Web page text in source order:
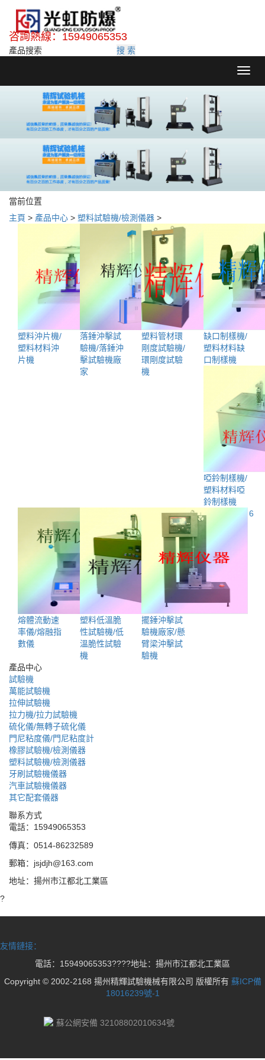
咨詢熱線：15949065353
搜 索
當前位置
主頁 > 產品中心 > 塑料試驗機/檢測儀器 >
塑料沖片機/
塑料材料沖
片機
落錘沖擊試
驗機/落錘沖
擊試驗機廠
家
塑料管材環
剛度試驗機/
環剛度試驗
機
缺口制樣機/
塑料材料缺
口制樣機
啞鈴制樣機/
塑料材料啞
鈴制樣機
熔體流動速
率儀/熔融指
數儀
塑料低溫脆
性試驗機/低
溫脆性試驗
機
擺錘沖擊試
驗機廠家/懸
臂梁沖擊試
驗機
首頁
6
產品中心
試驗機
萬能試驗機
拉伸試驗機
拉力機/拉力試驗機
硫化儀/無轉子硫化儀
門尼粘度儀/門尼粘度計
橡膠試驗機/檢測儀器
塑料試驗機/檢測儀器
牙刷試驗機儀器
汽車試驗機儀器
其它配套儀器
聯系方式
電話：15949065353
傳真：0514-86232589
郵箱：jsjdjh@163.com
地址：揚州市江都北工業區
?
友情鏈接：
電話：15949065353????地址：揚州市江都北工業區
Copyright © 2002-2168 揚州精輝試驗機械有限公司 版權所有 蘇ICP備
18016239號-1
蘇公網安備 32108802010634號